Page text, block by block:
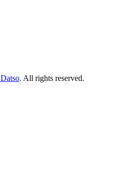
. All rights reserved.